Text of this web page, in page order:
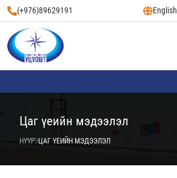
(+976)89629191 English
Цаг үеийн мэдээлэл
НҮҮР ЦАГ ҮЕИЙН МЭДЭЭЛЭЛ